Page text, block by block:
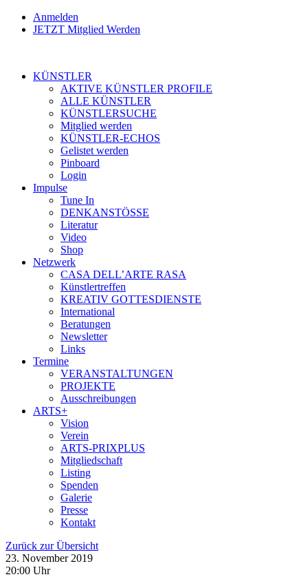
Anmelden
JETZT Mitglied Werden
KÜNSTLER
AKTIVE KÜNSTLER PROFILE
ALLE KÜNSTLER
KÜNSTLERSUCHE
Mitglied werden
KÜNSTLER-ECHOS
Gelistet werden
Pinboard
Login
Impulse
Tune In
DENKANSTÖSSE
Literatur
Video
Shop
Netzwerk
CASA DELL’ARTE RASA
Künstlertreffen
KREATIV GOTTESDIENSTE
International
Beratungen
Newsletter
Links
Termine
VERANSTALTUNGEN
PROJEKTE
Ausschreibungen
ARTS+
Vision
Verein
ARTS-PRIXPLUS
Mitgliedschaft
Listing
Spenden
Galerie
Presse
Kontakt
Zurück zur Übersicht
23. November 2019
20:00 Uhr